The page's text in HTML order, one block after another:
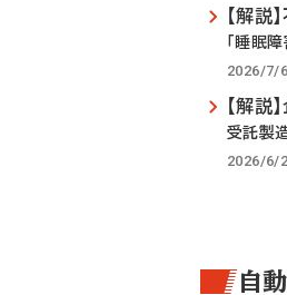
【解説
「睡眠
2026/7/
【解説
受託製
2026/6/
自